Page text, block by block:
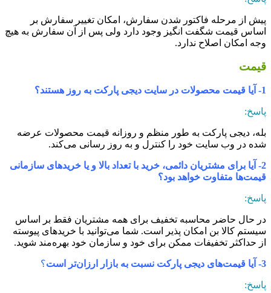
از مرحله فاکتور شدن سفارش، امکان تغییر سفارش بر
قیمت شگفت انگیز وجود دارد ولی پس از آن سفارش به هیچ
امکان اصلاح ندارد.
دیجی پارکت به طور منظم و روزانه قیمت‏ محصولات عرضه
در وب‏ سایت خود را کنترل و به روز رسانی می‏‌کند.
2- آیا برای مشتریان دائمی، خرید با تعداد بالا و یا خریدهای سازمانی
متفاوت خواهد بود؟
حال حاضر محاسبه تخفیف برای همه مشتریان فقط بر اساس
کالا بن امکان پذیر است. شما می‏‌توانید با خریدهای پیوسته
حداکثر تخفیفات ممکن برای خود و سازمان خود بهره‌مند شوید.
؟